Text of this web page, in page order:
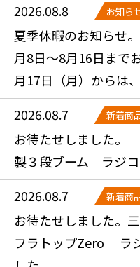
2026.08.8
お知ら
夏季休暇のお知らせ
月8日～8月16日まで
月17日（月）からは
2026.08.7
新着商
お待たせしました
製３段ブーム ラジ
2026.08.7
新着商
お待たせしました
フラトップZero ラ